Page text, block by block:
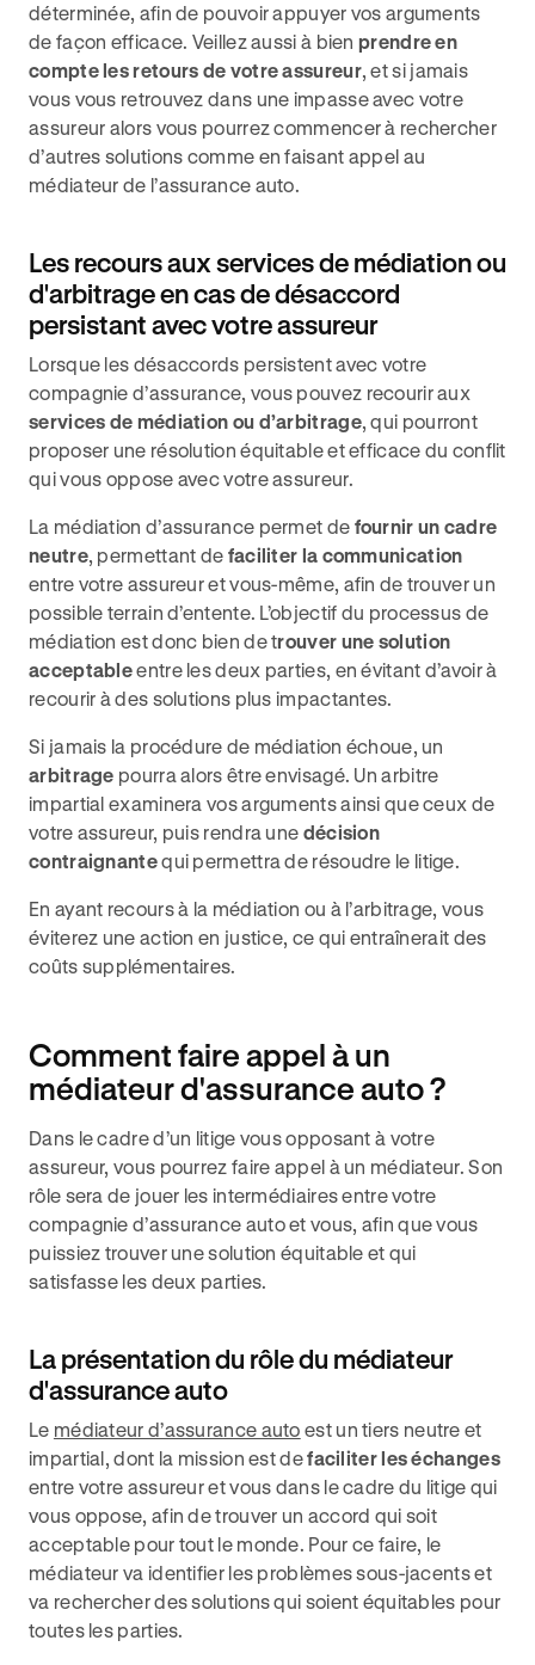
déterminée, afin de pouvoir appuyer vos arguments
de façon efficace. Veillez aussi à bienprendre en
compte les retours de votre assureur, et si jamais
vous vous retrouvez dans une impasse avec votre
assureur alors vous pourrez commencer à rechercher
d’autres solutions comme en faisant appel au
médiateur de l’assurance auto.
Les recours aux services de médiation ou
d'arbitrage en cas de désaccord
persistant avec votre assureur
Lorsque les désaccords persistent avec votre
compagnie d’assurance, vous pouvez recourir aux
services de médiation ou d’arbitrage, qui pourront
proposer une résolution équitable et efficace du conflit
qui vous oppose avec votre assureur.
La médiation d’assurance permet de fournir un cadre
neutre, permettant de faciliter la communication
entre votre assureur et vous-même, afin de trouver un
possible terrain d’entente. L’objectif du processus de
médiation est donc bien de trouver une solution
acceptableentre les deux parties, en évitant d’avoir à
recourir à des solutions plus impactantes.
Si jamais la procédure de médiation échoue, un
arbitrage pourra alors être envisagé. Un arbitre
impartial examinera vos arguments ainsi que ceux de
votre assureur, puis rendra une décision
contraignantequi permettra de résoudre le litige.
En ayant recours à la médiation ou à l’arbitrage, vous
éviterez une action en justice, ce qui entraînerait des
coûts supplémentaires.
Comment faire appel à un
médiateur d'assurance auto ?
Dans le cadre d’un litige vous opposant à votre
assureur, vous pourrez faire appel à un médiateur. Son
rôle sera de jouer les intermédiaires entre votre
compagnie d’assurance auto et vous, afin que vous
puissiez trouver une solution équitable et qui
satisfasse les deux parties.
La présentation du rôle du médiateur
d'assurance auto
Le médiateur d’assurance auto est un tiers neutre et
impartial, dont la mission est defaciliter les échanges
entre votre assureur et vous dans le cadre du litige qui
vous oppose, afin de trouver un accord qui soit
acceptable pour tout le monde. Pour ce faire, le
médiateur va identifier les problèmes sous-jacents et
va rechercher des solutions qui soient équitables pour
toutes les parties.